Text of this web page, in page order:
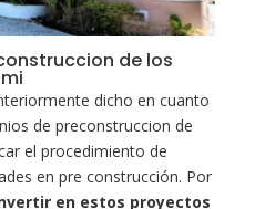
de los
dicho en cuanto
de preconstruccion de
el procedimiento de
en pre construcción. Por
en estos proyectos